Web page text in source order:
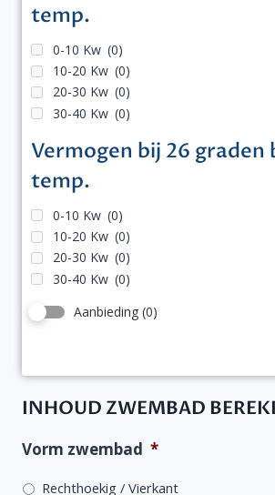
temp.
0-10 Kw (0)
10-20 Kw (0)
20-30 Kw (0)
30-40 Kw (0)
Vermogen bij 26 graden
temp.
0-10 Kw (0)
10-20 Kw (0)
20-30 Kw (0)
30-40 Kw (0)
Aanbieding (0)
INHOUD ZWEMBAD
Vorm zwembad *
Rechthoekig / Vierkant